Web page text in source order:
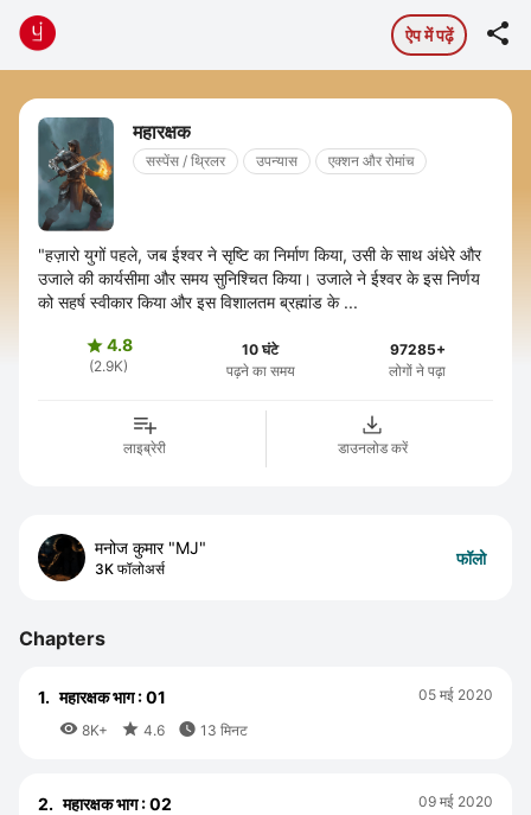
ऐप में पढ़ें 
महारक्षक
सस्पेंस / थ्रिलर उपन्यास एक्शन और रोमांच
"हज़ारो युगों पहले, जब ईश्वर ने सृष्टि का निर्माण किया, उसी के साथ अंधेरे और
उजाले की कार्यसीमा और समय सुनिश्चित किया। उजाले ने ईश्वर के इस निर्णय
को सहर्ष स्वीकार किया और इस विशालतम ब्रह्मांड के ...
4.8
(2.9K)
10 घंटे
पढ़ने का समय
97285+
लोगों ने पढ़ा
लाइब्रेरी डाउनलोड करें
मनोज कुमार "MJ"
3K फॉलोअर्स
फॉलो
Chapters
1. महारक्षक भाग : 01
 8K+  4.6  13 मिनट
05 मई 2020
2. महारक्षक भाग : 02 09 मई 2020